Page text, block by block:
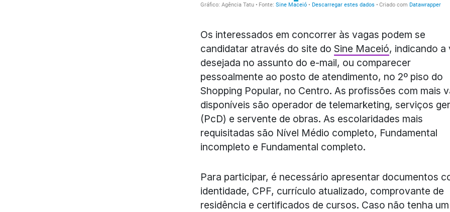
Os interessados em concorrer às vagas podem se
candidatar através do site do Sine Maceió, indicando a
desejada no assunto do e-mail, ou comparecer
pessoalmente ao posto de atendimento, no 2º piso do
Shopping Popular, no Centro. As profissões com mais
disponíveis são operador de telemarketing, serviços
(PcD) e servente de obras. As escolaridades mais
requisitadas são Nível Médio completo, Fundamental
incompleto e Fundamental completo.
Para participar, é necessário apresentar documentos
identidade, CPF, currículo atualizado, comprovante de
residência e certificados de cursos. Caso não tenha um